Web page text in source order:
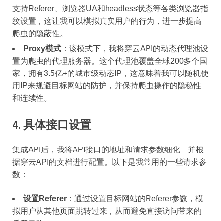
支持Referer、浏览器UA和headless状态等各类浏览器指
纹设置，这让我可以模拟真实用户的行为，进一步提高
爬虫的隐蔽性。
Proxy模式 ：该模式下，我将穿云API的动态代理池设
置为爬虫的代理服务器。这个代理池覆盖全球200多个国
家，拥有3.5亿+的城市级动态IP，这意味着我可以随机使
用IP来规避目标网站的防护，并保持爬虫操作的隐秘性
和连续性。
4. 具体接口设置
集成API后，我将API接口的地址和请求参数细化，并根
据穿云API的文档进行配置。以下是我常用的一些请求参
数：
设置Referer ：通过设置目标网站的Referer参数，模
拟用户从其他页面跳转过来，从而避免直接访问带来的